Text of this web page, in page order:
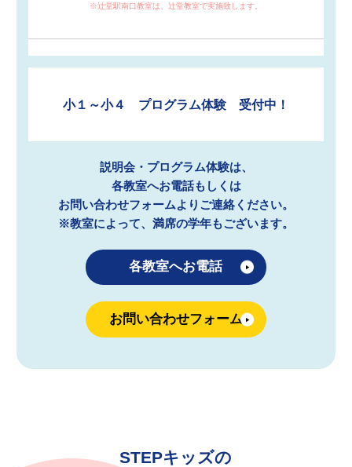
※辻堂駅南口教室は、辻堂教室で実施致します。
小１～小４ プログラム体験 受付中！
説明会・プログラム体験は、
各教室へお電話もしくは
お問い合わせフォームよりご連絡ください。
※教室によって、満席の学年もございます。
各教室へお電話
お問い合わせフォーム
STEPキッズの